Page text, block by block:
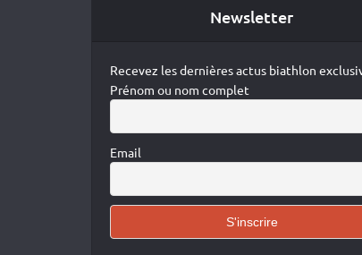
Newsletter
Recevez les dernières actus biathlon
Prénom ou nom complet
Email